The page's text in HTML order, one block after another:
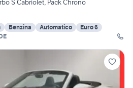
S Cabriolet, Pack Chrono
Benzina Automatico
Euro 6